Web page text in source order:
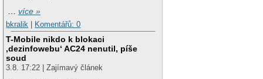
…více »
bkralik | Komentářů: 0
T-Mobile nikdo k blokaci
‚dezinfowebu‘ AC24 nenutil, píše
soud
3.8. 17:22 | Zajímavý článek